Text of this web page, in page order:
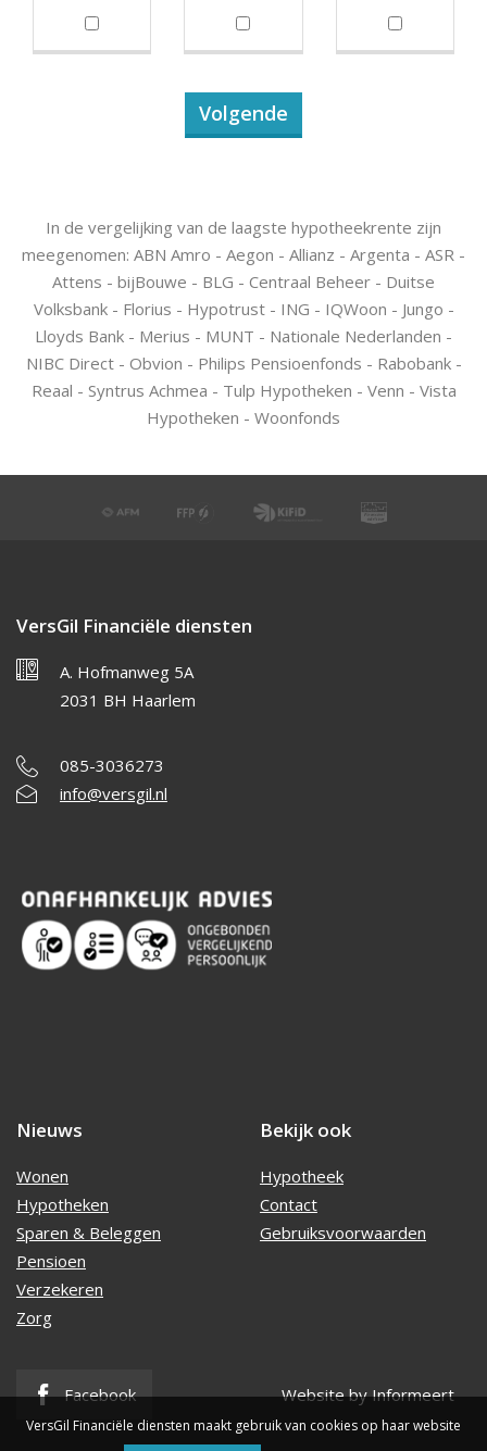
Volgende
In de vergelijking van de laagste hypotheekrente zijn
meegenomen: ABN Amro - Aegon - Allianz - Argenta - ASR -
Attens - bijBouwe - BLG - Centraal Beheer - Duitse
Volksbank - Florius - Hypotrust - ING - IQWoon - Jungo -
Lloyds Bank - Merius - MUNT - Nationale Nederlanden -
NIBC Direct - Obvion - Philips Pensioenfonds - Rabobank -
Reaal - Syntrus Achmea - Tulp Hypotheken - Venn - Vista
Hypotheken - Woonfonds
VersGil Financiële diensten
A. Hofmanweg 5A
2031 BH Haarlem
085-3036273
info@versgil.nl
Nieuws
Wonen
Hypotheken
Sparen & Beleggen
Pensioen
Verzekeren
Zorg
Bekijk ook
Hypotheek
Contact
Gebruiksvoorwaarden
Facebook Website by Informeert
VersGil Financiële diensten maakt gebruik van cookies op haar website